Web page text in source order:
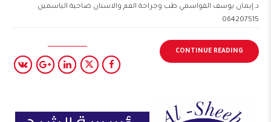
د.إيمان يوسف القواسمي طب وجراحة الفم والاسنان ضاحية الياسمين
064207515
CONTINUE READING